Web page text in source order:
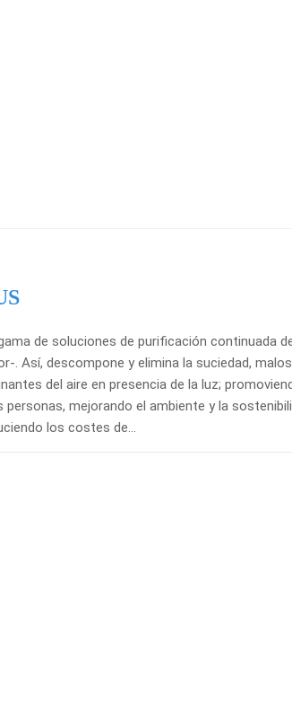
de soluciones de purificación continuada
. Así, descompone y elimina la suciedad,
del aire en presencia de la luz;
personas, mejorando el ambiente y la
los costes de…